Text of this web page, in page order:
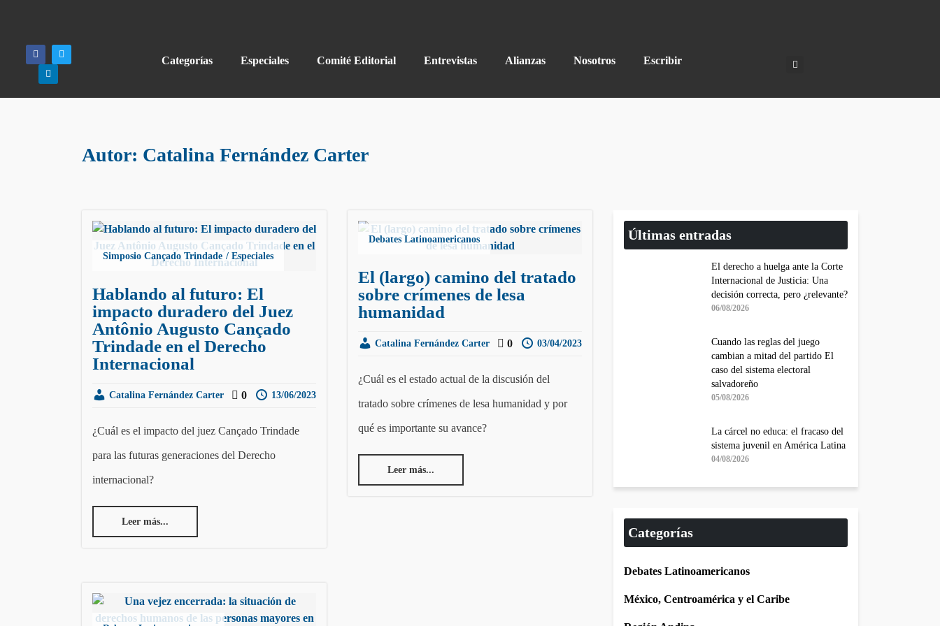
Categorías Especiales Comité Editorial Entrevistas Alianzas Nosotros Escribir
Autor: Catalina Fernández Carter
Simposio Cançado Trindade Especiales
Hablando al futuro: El
impacto duradero del Juez
Antônio Augusto Cançado
Trindade en el Derecho
Internacional
Catalina Fernández Carter 0 13/06/2023
¿Cuál es el impacto del juez Cançado Trindade
para las futuras generaciones del Derecho
internacional?
Leer más...
Debates Latinoamericanos
El (largo) camino del tratado
sobre crímenes de lesa
humanidad
Catalina Fernández Carter 0 03/04/2023
¿Cuál es el estado actual de la discusión del
tratado sobre crímenes de lesa humanidad y por
qué es importante su avance?
Leer más...
Últimas entradas
El derecho a huelga ante la Corte
Internacional de Justicia: Una
decisión correcta, pero ¿relevante?
06/08/2026
Cuando las reglas del juego
cambian a mitad del partido El
caso del sistema electoral
salvadoreño
05/08/2026
La cárcel no educa: el fracaso del
sistema juvenil en América Latina
04/08/2026
Categorías
Debates Latinoamericanos
México, Centroamérica y el Caribe